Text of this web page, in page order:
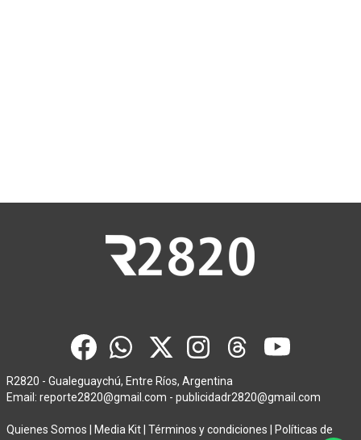
R2820 - Gualeguaychú, Entre Ríos, Argentina
Email: reporte2820@gmail.com - publicidadr2820@gmail.com
Quienes Somos Media Kit Términos y condiciones
Políticas de